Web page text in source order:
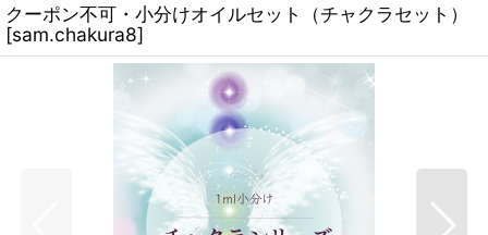
クーポン不可・小分けオイルセット（チャクラセット）
[sam.chakura8]